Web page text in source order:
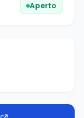
Aperto